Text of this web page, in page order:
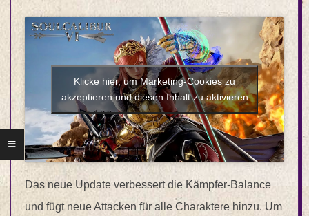
Klicke hier, um Marketing-Cookies zu
akzeptieren und diesen Inhalt zu aktivieren
Das neue Update verbessert die Kämpfer-Balance
und fügt neue Attacken für alle Charaktere hinzu. Um